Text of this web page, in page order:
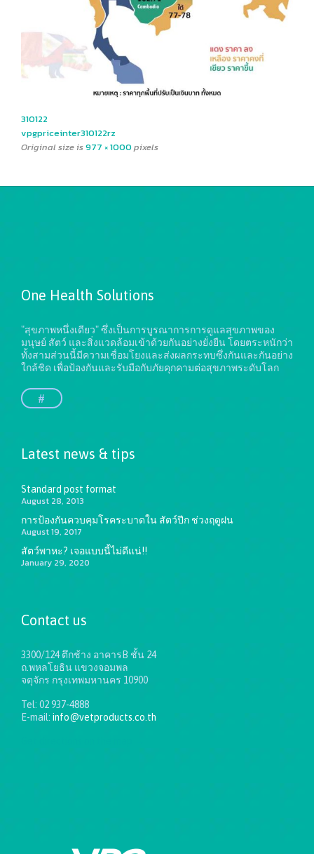
310122
vpgpriceinter310122rz
Original size is977 × 1000 pixels
One Health Solutions
"สุขภาพหนึ่งเดียว" ซึ่งเป็นการบูรณาการการดูแลสุขภาพของ
มนุษย์ สัตว์ และสิ่งแวดล้อมเข้าด้วยกันอย่างยั่งยืนโดยตระหนักว่า
ทั้งสามส่วนนี้มีความเชื่อมโยงและส่งผลกระทบซึ่งกันและกันอย่าง
ใกล้ชิด เพื่อป้องกันและรับมือกับภัยคุกคามต่อสุขภาพระดับโลก
#
Latest news & tips
Standard post format
August 28, 2013
การป้องกันควบคุมโรคระบาดใน สัตว์ปีก ช่วงฤดูฝน
August 19, 2017
สัตว์พาหะ? เจอแบบนี้ไม่ดีแน่!!
January 29, 2020
Contact us
3300/124 ตึกช้าง อาคารB ชั้น 24
ถ.พหลโยธิน แขวงจอมพล
จตุจักร กรุงเทพมหานคร 10900
Tel: 02 937-4888
E-mail: info@vetproducts.co.th